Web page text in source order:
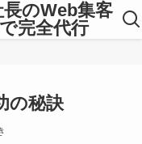
のWeb集客
完全代行
の秘訣